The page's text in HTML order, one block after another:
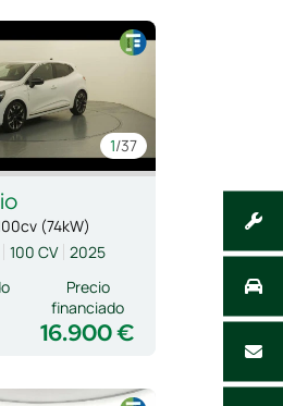
1/37
(74kW)
100 CV 2025
16.900 €
Precio
financiado